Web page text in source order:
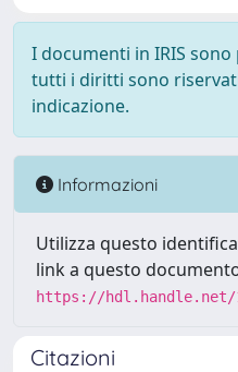
I documenti in IRIS
tutti i diritti sono
indicazione.
Informazioni
Utilizza questo
link a questo
https://hdl.handle.net/
Citazioni